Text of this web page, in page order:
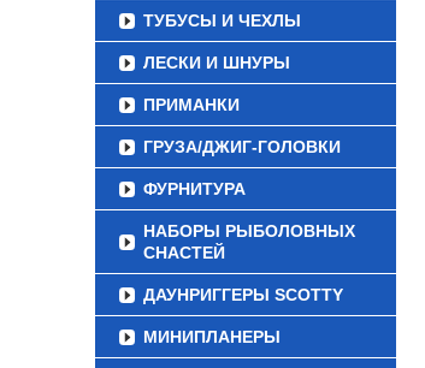
ТУБУСЫ И ЧЕХЛЫ
ЛЕСКИ И ШНУРЫ
ПРИМАНКИ
ГРУЗА/ДЖИГ-ГОЛОВКИ
ФУРНИТУРА
НАБОРЫ РЫБОЛОВНЫХ
СНАСТЕЙ
ДАУНРИГГЕРЫ SCOTTY
МИНИПЛАНЕРЫ